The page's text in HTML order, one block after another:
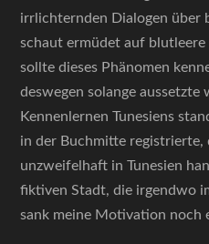
irrlichternden Dialogen über
schaut ermüdet auf
sollte dieses Phänomen
deswegen solange
Kennenlernen Tunesiens
in der Buchmitte registrierte,
unzweifelhaft in Tunesien
fiktiven Stadt, die irgendwo
sank meine Motivation noch